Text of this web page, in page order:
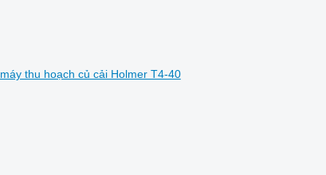
máy thu hoạch củ cải Holmer T4-40